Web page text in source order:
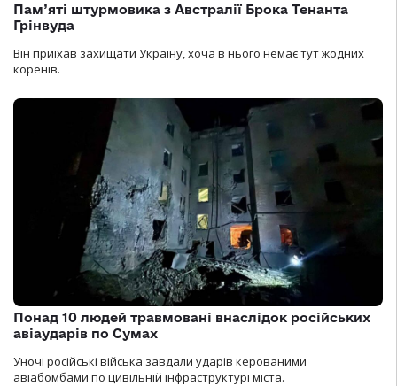
Пам’яті штурмовика з Австралії Брока Тенанта
Грінвуда
Він приїхав захищати Україну, хоча в нього немає тут жодних
коренів.
Понад 10 людей травмовані внаслідок російських
авіаударів по Сумах
Уночі російські війська завдали ударів керованими
авіабомбами по цивільній інфраструктурі міста.